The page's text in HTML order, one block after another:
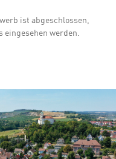
ist abgeschlossen,
eingesehen werden.